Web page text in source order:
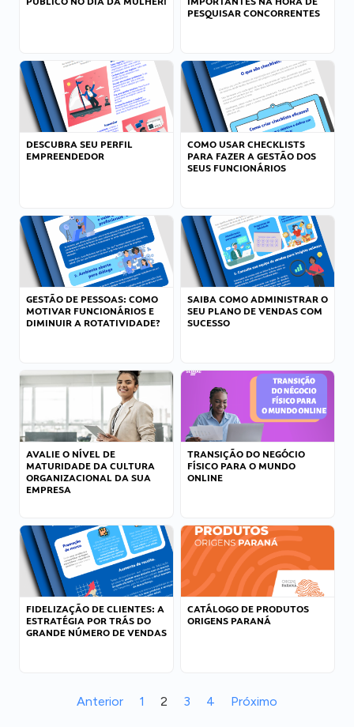
PESQUISAR CONCORRENTES
DESCUBRA SEU PERFIL
EMPREENDEDOR
COMO USAR CHECKLISTS
PARA FAZER A GESTÃO DOS
SEUS FUNCIONÁRIOS
GESTÃO DE PESSOAS: COMO
MOTIVAR FUNCIONÁRIOS E
DIMINUIR A ROTATIVIDADE?
SAIBA COMO ADMINISTRAR O
SEU PLANO DE VENDAS COM
SUCESSO
AVALIE O NÍVEL DE
MATURIDADE DA CULTURA
ORGANIZACIONAL DA SUA
EMPRESA
TRANSIÇÃO DO NEGÓCIO
FÍSICO PARA O MUNDO
ONLINE
FIDELIZAÇÃO DE CLIENTES: A
ESTRATÉGIA POR TRÁS DO
GRANDE NÚMERO DE VENDAS
CATÁLOGO DE PRODUTOS
ORIGENS PARANÁ
Anterior 1 2 3 4 Próximo